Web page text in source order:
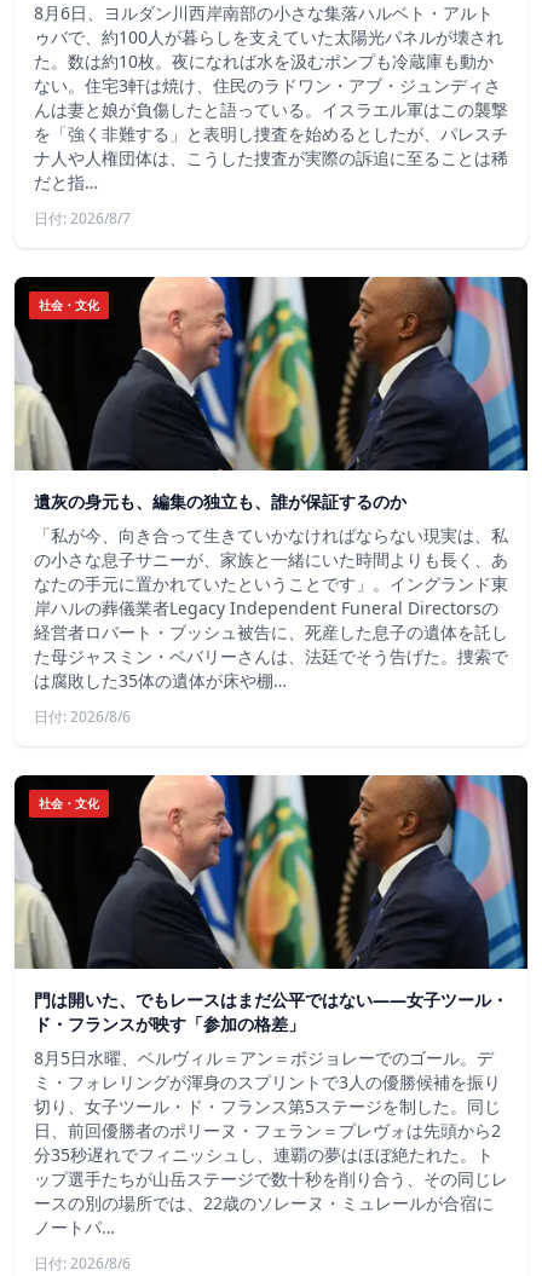
8月6日、ヨルダン川西岸南部の小さな集落ハルベト・アルト
ゥバで、約100人が暮らしを支えていた太陽光パネルが壊され
た。数は約10枚。夜になれば水を汲むポンプも冷蔵庫も動か
ない。住宅3軒は焼け、住民のラドワン・アブ・ジュンディさ
んは妻と娘が負傷したと語っている。イスラエル軍はこの襲撃
を「強く非難する」と表明し捜査を始めるとしたが、パレスチ
ナ人や人権団体は、こうした捜査が実際の訴追に至ることは稀
だと指…
日付: 2026/8/7
社会・文化
遺灰の身元も、編集の独立も、誰が保証するのか
「私が今、向き合って生きていかなければならない現実は、私
の小さな息子サニーが、家族と一緒にいた時間よりも長く、あ
なたの手元に置かれていたということです」。イングランド東
岸ハルの葬儀業者Legacy Independent Funeral Directorsの
経営者ロバート・ブッシュ被告に、死産した息子の遺体を託し
た母ジャスミン・ベバリーさんは、法廷でそう告げた。捜索で
は腐敗した35体の遺体が床や棚…
日付: 2026/8/6
社会・文化
門は開いた、でもレースはまだ公平ではない――女子ツール・
ド・フランスが映す「参加の格差」
8月5日水曜、ベルヴィル＝アン＝ボジョレーでのゴール。デ
ミ・フォレリングが渾身のスプリントで3人の優勝候補を振り
切り、女子ツール・ド・フランス第5ステージを制した。同じ
日、前回優勝者のポリーヌ・フェラン＝プレヴォは先頭から2
分35秒遅れでフィニッシュし、連覇の夢はほぼ絶たれた。ト
ップ選手たちが山岳ステージで数十秒を削り合う、その同じレ
ースの別の場所では、22歳のソレーヌ・ミュレールが合宿に
ノートパ…
日付: 2026/8/6